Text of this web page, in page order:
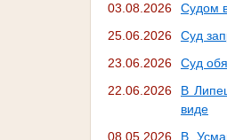
03.08.2026
Судом
25.06.2026
Суд
23.06.2026
Суд
22.06.2026
В
виде
08.05.2026
В